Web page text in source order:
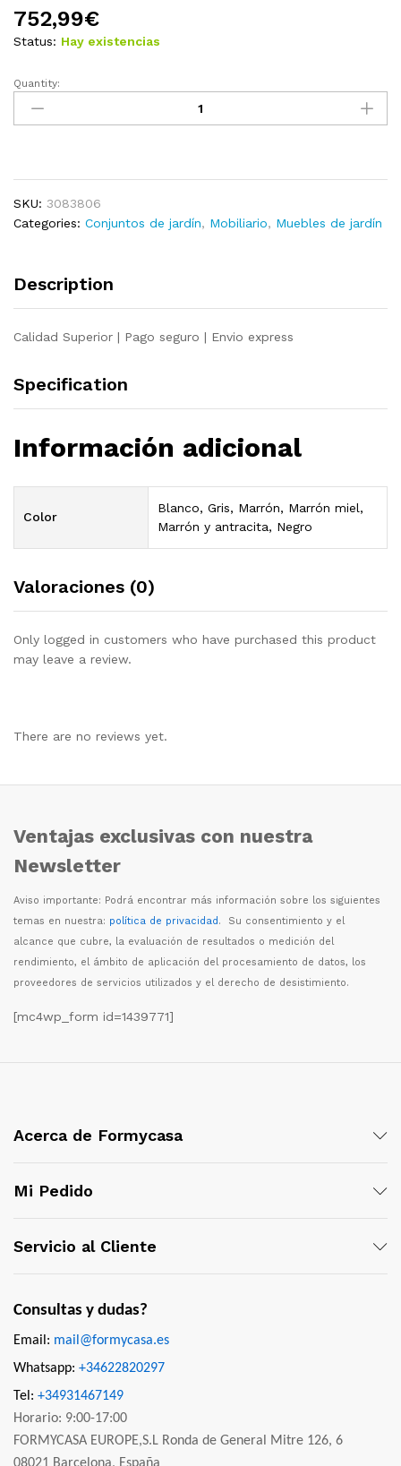
752,99€
Status: Hay existencias
Set
salón
8
piezas
maciza
quantity
Quantity:
SKU: 3083806
Categories: Conjuntos de jardín, Mobiliario, Muebles de jardín
Description
Calidad Superior | Pago seguro | Envio express
Specification
Información adicional
Color
Blanco, Gris, Marrón, Marrón miel,
Marrón y antracita, Negro
Valoraciones (0)
Only logged in customers who have purchased this product
may leave a review.
There are no reviews yet.
Ventajas exclusivas con nuestra
Newsletter
Aviso importante: Podrá encontrar más información sobre los siguientes
temas en nuestra: política de privacidad. Su consentimiento y el
alcance que cubre, la evaluación de resultados o medición del
rendimiento, el ámbito de aplicación del procesamiento de datos, los
proveedores de servicios utilizados y el derecho de desistimiento.
[mc4wp_form id=1439771]
Acerca de Formycasa
Mi Pedido
Servicio al Cliente
Consultas y dudas?
Email: mail@formycasa.es
Whatsapp: +34622820297
Tel: +34931467149
Horario: 9:00-17:00
FORMYCASA EUROPE,S.L Ronda de General Mitre 126, 6